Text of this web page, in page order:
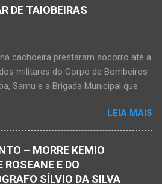
na cidade de Monte Azul. Essa
Aéreo Avançado de Vida (SAAV)
hospi...
DE TAIOBEIRAS
cachoeira prestaram socorro até a
militares do Corpo de Bombeiros
Samu e a Brigada Municipal que
foi a óbito Foto álbum pessoal Kauan
publicou em sua rede social a
apreciava a Cachoeira Maria Rosa,
pouco tempo antes de se
vir a óbito nesta terça-feira, dia
LEIA MAIS
– MORRE KEMIO
ROSEANE E DO
SÍLVIO DA SILVA